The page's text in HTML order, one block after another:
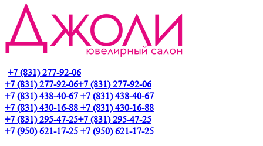
+7 (831) 277-92-06
+7 (831) 277-92-06+7 (831) 277-92-06
+7 (831) 438-40-67 +7 (831) 438-40-67
+7 (831) 430-16-88 +7 (831) 430-16-88
+7 (831) 295-47-25+7 (831) 295-47-25
+7 (950) 621-17-25 +7 (950) 621-17-25